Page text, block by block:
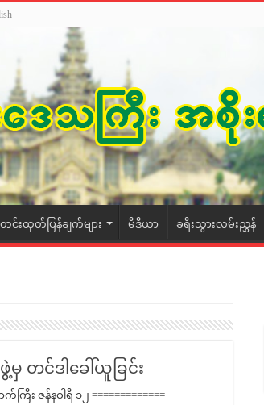
င်းထုတ်ပြန်ချက်များ မီဒီယာ ခရီးသွားလမ်းညွှန်
တင်ဒါခေါ်ယူခြင်း
က်ကြီး ဇန်နဝါရီ ၁၂ =============